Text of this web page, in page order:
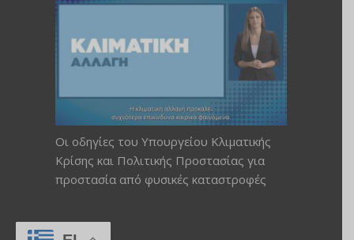
Οι οδηγίες του Υπουργείου Κλιματικής
Κρίσης και Πολιτικής Προστασίας για
προστασία από φυσικές καταστροφές